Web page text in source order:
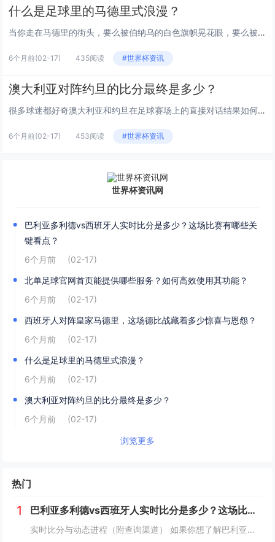
什么是足球里的马德里式浪漫？
当你走在马德里的街头，要么被伯纳乌的白色旗帜晃花眼，要么被万达大都会（曾是卡尔德隆）的红色海洋暖到心，这座城市的足球浪漫...
6个月前(02-17) 435阅读 #世界杯资讯
澳大利亚对阵约旦的比分最终是多少？
很多球迷都好奇澳大利亚和约旦在足球赛场上的直接对话结果如何，这场比赛的比分不仅关乎两队的积分排名，也能反映出双方的实力对...
6个月前(02-17) 453阅读 #世界杯资讯
世界杯资讯网
巴利亚多利德vs西班牙人实时比分是多少？这场比赛有哪些关
键看点？
6个月前
(02-17)
北单足球官网首页能提供哪些服务？如何高效使用其功能？
6个月前
(02-17)
西班牙人对阵皇家马德里，这场德比战藏着多少惊喜与恩怨？
6个月前
(02-17)
什么是足球里的马德里式浪漫？
6个月前
(02-17)
澳大利亚对阵约旦的比分最终是多少？
6个月前
(02-17)
浏览更多
热门
1 巴利亚多利德vs西班牙人实时比分是多少？这场比赛有哪些关键看点？
实时比分与动态进程（附查询渠道） 如果你想了解巴利亚多利德vs西班牙人的实时比分，需要通过动态渠道查询——因为西甲联赛的比分随比赛进程实时变化（比如上半场巴利亚多利德1-0领先、西班牙人点球扳平，或下半场双方互有进球）。 你可以通过...